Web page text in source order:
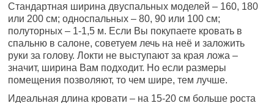
Стандартная ширина двуспальных моделей – 160, 180
или 200 см; односпальных – 80, 90 или 100 см;
полуторных – 1-1,5 м. Если Вы покупаете кровать в
спальню в салоне, советуем лечь на неё и заложить
руки за голову. Локти не выступают за края ложа –
значит, ширина Вам подходит. Но если размеры
помещения позволяют, то чем шире, тем лучше.
Идеальная длина кровати – на 15-20 см больше роста